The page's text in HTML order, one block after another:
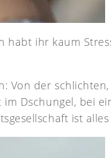
habt ihr kaum
Von der
Dschungel, bei
ist